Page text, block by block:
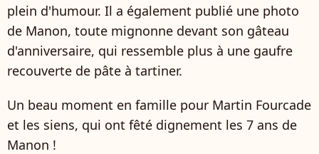
plein d'humour. Il a également publié une photo
de Manon, toute mignonne devant son gâteau
d'anniversaire, qui ressemble plus à une gaufre
recouverte de pâte à tartiner.
Un beau moment en famille pour Martin Fourcade
et les siens, qui ont fêté dignement les 7 ans de
Manon !